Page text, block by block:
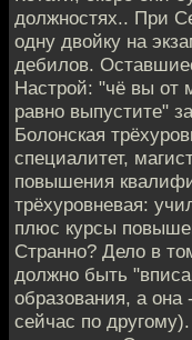
должностях.. При
одну двойку на
дебилов.
Настрой: "чё вы от
равно выпустите"
Болонская
специалитет,
повышения
трёхуровневая:
плюс курсы
Странно? Дело в
должно быть
образования, а она
сейчас по